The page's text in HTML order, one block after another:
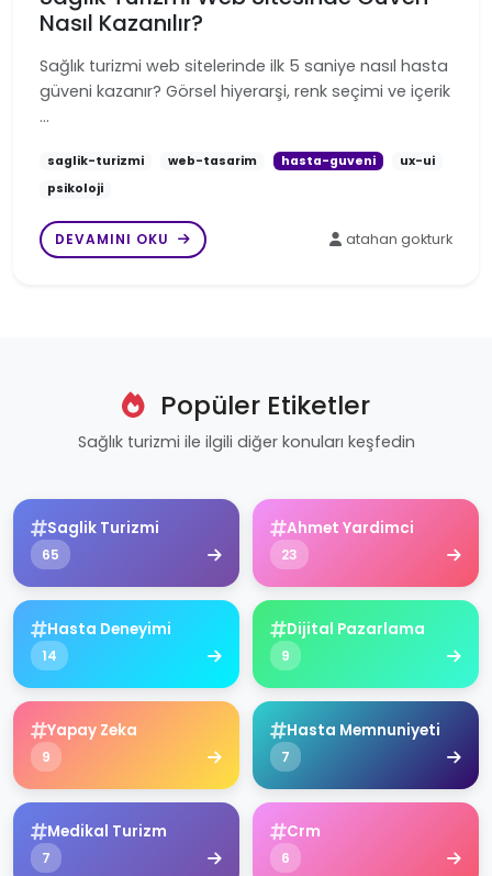
Nasıl Kazanılır?
Sağlık turizmi web sitelerinde ilk 5 saniye nasıl hasta
güveni kazanır? Görsel hiyerarşi, renk seçimi ve içerik
…
saglik-turizmi web-tasarim hasta-guveni
ux-ui
psikoloji
DEVAMINI OKU atahan gokturk
Popüler Etiketler
Sağlık turizmi ile ilgili diğer konuları keşfedin
Saglik Turizmi
65
Ahmet Yardimci
23
Hasta Deneyimi
14
Dijital Pazarlama
9
Yapay Zeka
9
Hasta Memnuniyeti
7
Medikal Turizm
7
Crm
6